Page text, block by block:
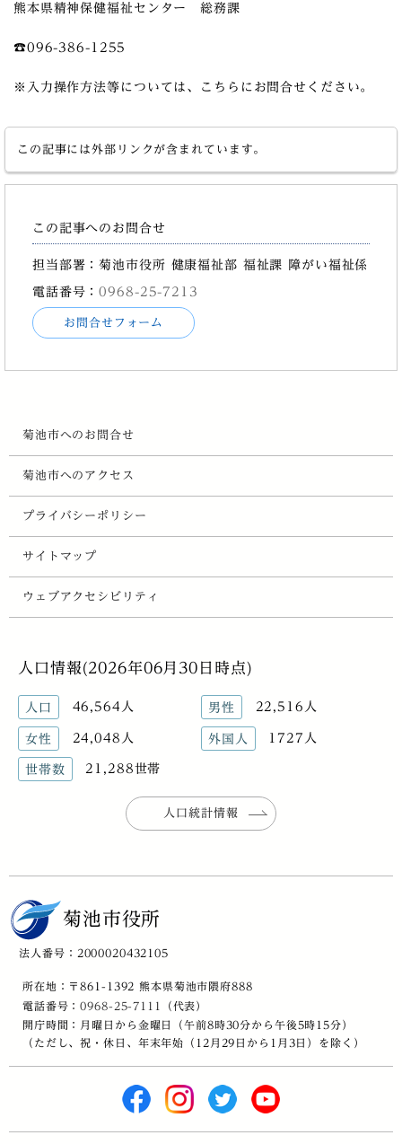
熊本県精神保健福祉センター 総務課
☎096-386-1255
※入力操作方法等については、こちらにお問合せください。
この記事には外部リンクが含まれています。
この記事へのお問合せ
担当部署：菊池市役所 健康福祉部 福祉課 障がい福祉係
電話番号：0968-25-7213
お問合せフォーム
菊池市へのお問合せ
菊池市へのアクセス
プライバシーポリシー
サイトマップ
ウェブアクセシビリティ
人口情報(2026年06月30日時点)
人口 46,564人 男性 22,516人
女性 24,048人 外国人 1727人
世帯数 21,288世帯
人口統計情報
菊池市役所
法人番号：2000020432105
所在地：〒861-1392 熊本県菊池市隈府888
電話番号：0968-25-7111
（代表）
開庁時間：月曜日から金曜日（午前8時30分から午後5時15分）
（ただし、祝・休日、年末年始（12月29日から1月3日）を除く）